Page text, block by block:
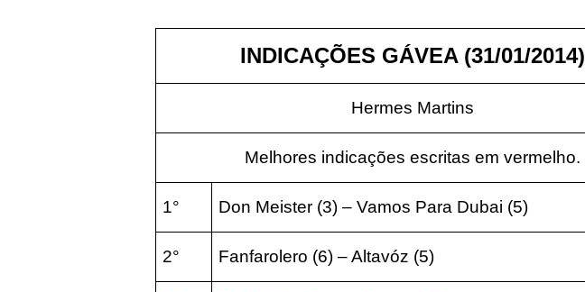
INDICAÇÕES GÁVEA (31/01/2014)
Hermes Martins
Melhores indicações escritas em vermelho.
1° Don Meister (3) – Vamos Para Dubai (5)
2° Fanfarolero (6) – Altavóz (5)